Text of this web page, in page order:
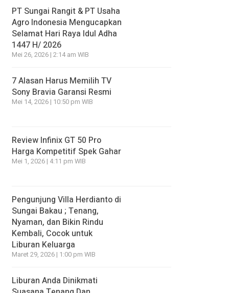
PT Sungai Rangit & PT Usaha
Agro Indonesia Mengucapkan
Selamat Hari Raya Idul Adha
1447 H/ 2026
Mei 26, 2026 | 2:14 am WIB
7 Alasan Harus Memilih TV
Sony Bravia Garansi Resmi
Mei 14, 2026 | 10:50 pm WIB
Review Infinix GT 50 Pro
Harga Kompetitif Spek Gahar
Mei 1, 2026 | 4:11 pm WIB
Pengunjung Villa Herdianto di
Sungai Bakau ; Tenang,
Nyaman, dan Bikin Rindu
Kembali, Cocok untuk
Liburan Keluarga
Maret 29, 2026 | 1:00 pm WIB
Liburan Anda Dinikmati